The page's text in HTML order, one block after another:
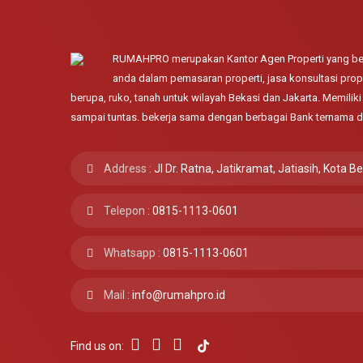
RUMAHPRO merupakan Kantor Agen Properti yang
anda dalam pemasaran properti, jasa konsultasi
berupa, ruko, tanah untuk wilayah Bekasi dan Jakarta.
sampai tuntas. bekerja sama dengan berbagai Bank ternama
Address : Jl Dr. Ratna, Jatikramat, Jatiasih, Kota
Telepon : 0815-1113-0601
Whatsapp : 0815-1113-0601
Mail : info@rumahpro.id
Find us on: